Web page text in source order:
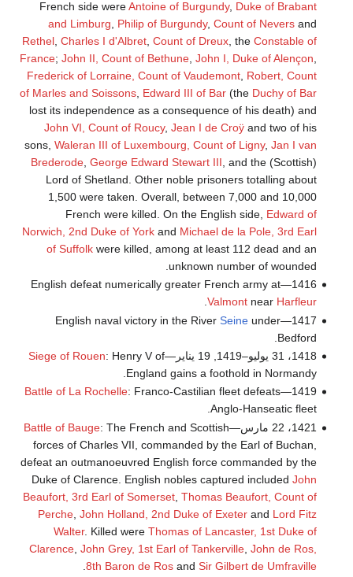
French side wereAntoine of Burgundy, Duke of Brabant
and Limburg
Philip of Burgundy, Count of Neversand
Rethel, Charles I d'Albret, Count of Dreux, the Constable of
France; John II, Count of Bethune, John I, Duke of Alençon
Frederick of Lorraine, Count of Vaudemont, Robert, Count
of Marles and Soissons, Edward III of Bar(the Duchy of Bar
lost its independence as a consequence of his death) and
John VI, Count of Roucy, Jean I de Croÿand two of his
sons, Waleran III of Luxembourg, Count of Ligny, Jan I van
Brederode, George Edward Stewart III , and the (Scottish)
Lord of Shetland. Other noble prisoners totalling about
1,500 were taken. Overall, between 7,000 and 10,000
French were killed. On the English side, Edward of
Norwich, 2nd Duke of Yorkand Michael de la Pole, 3rd Earl
of Suffolkwere killed, among at least 112 dead and an
unknown number of wounded.
1416—English defeat numerically greater French army at
Valmontnear Harfleur
.
1417—English naval victory in the River
Seineunder
Bedford.
1418، 31 يوليو–1419, 19 يناير—
Siege of Rouen: Henry V of
England gains a foothold in Normandy.
1419—
Battle of La Rochelle: Franco-Castilian fleet defeats
Anglo-Hanseatic fleet.
1421، 22 مارس—
Battle of Bauge: The French and Scottish
forces of Charles VII, commanded by the Earl of Buchan,
defeat an outmanoeuvred English force commanded by the
Duke of Clarence. English nobles captured included John
Beaufort, 3rd Earl of Somerset, Thomas Beaufort, Count of
Perche, John Holland, 2nd Duke of Exeterand Lord Fitz
Walter. Killed were Thomas of Lancaster, 1st Duke of
Clarence, John Grey, 1st Earl of Tankerville, John de Ros,
8th Baron de Rosand Sir Gilbert de Umfraville